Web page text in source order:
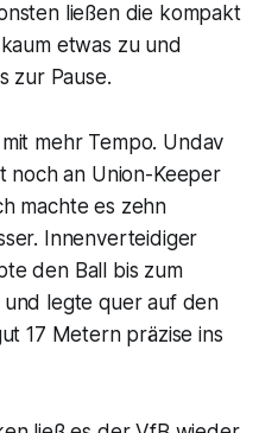
ließen die kompakt
etwas zu und
zur Pause.
mehr Tempo. Undav
noch an Union-Keeper
machte es zehn
Innenverteidiger
den Ball bis zum
legte quer auf den
17 Metern präzise ins